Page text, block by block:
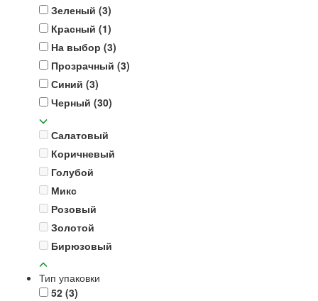
Зеленый (3)
Красный (1)
На выбор (3)
Прозрачный (3)
Синий (3)
Черный (30)
Салатовый
Коричневый
Голубой
Микс
Розовый
Золотой
Бирюзовый
Тип упаковки
52 (3)